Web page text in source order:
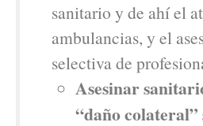
sanitario y de ahí el
ambulancias, y el
selectiva de
Asesinar
“daño colateral”